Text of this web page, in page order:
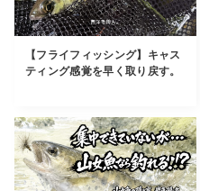
【フライフィッシング】キャス
ティング感覚を早く取り戻す。